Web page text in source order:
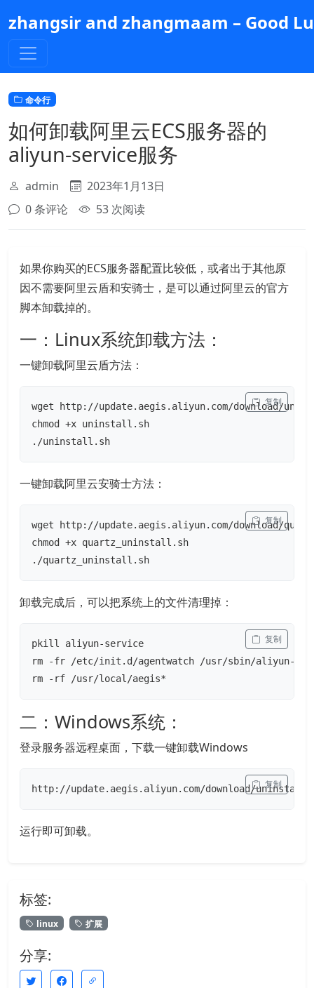
到
主
内
容
zhangsir and zhangmaam – Good
命令行
如何卸载阿里云ECS服务器的
aliyun-service服务
admin
2023年1月13日
0 条评论
53 次阅读
如果你购买的ECS服务器配置比较低，或者出于其他原
因不需要阿里云盾和安骑士，是可以通过阿里云的官方
脚本卸载掉的。
一：Linux系统卸载方法：
一键卸载阿里云盾方法：
wget http://update.aegis.aliyun.com/download/
chmod +x uninstall.sh
./uninstall.sh
复制
一键卸载阿里云安骑士方法：
wget http://update.aegis.aliyun.com/download/
chmod +x quartz_uninstall.sh
./quartz_uninstall.sh
复制
卸载完成后，可以把系统上的文件清理掉：
pkill aliyun-service
rm -fr /etc/init.d/agentwatch /usr/sbin/aliyun-
rm -rf /usr/local/aegis*
复制
二：Windows系统：
登录服务器远程桌面，下载一键卸载Windows
http://update.aegis.aliyun.com/download/ 复制
运行即可卸载。
标签:
linux 扩展
分享: